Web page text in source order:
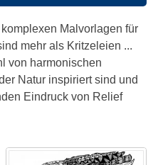
Malvorlagen für
mehr als Kritzeleien ...
von harmonischen
Natur inspiriert sind und
Eindruck von Relief